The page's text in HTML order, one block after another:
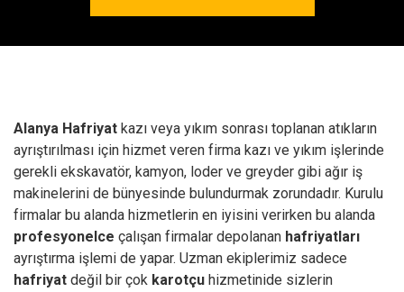
Alanya Hafriyat kazı veya yıkım sonrası toplanan atıkların
ayrıştırılması için hizmet veren firma kazı ve yıkım işlerinde
gerekli ekskavatör, kamyon, loder ve greyder gibi ağır iş
makinelerini de bünyesinde bulundurmak zorundadır. Kurulu
firmalar bu alanda hizmetlerin en iyisini verirken bu alanda
profesyonelce çalışan firmalar depolanan hafriyatları
ayrıştırma işlemi de yapar. Uzman ekiplerimiz sadece
hafriyat değil bir çok karotçu hizmetinide sizlerin